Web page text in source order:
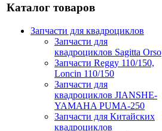
Каталог товаров
Запчасти для квадроциклов
Запчасти для
квадроциклов Sagitta Orso
Запчасти Reggy 110/150,
Loncin 110/150
Запчасти для
квадроциклов JIANSHE-
YAMAHA PUMA-250
Запчасти для Китайских
квадроциклов